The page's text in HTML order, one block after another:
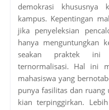
demokrasi khususnya
kampus. Kepentingan
jika penyeleksian
hanya menguntungkan
seakan praktek ini
ternormalisasi. Hal ini
mahasiswa yang
punya fasilitas dan
kian terpinggirkan.